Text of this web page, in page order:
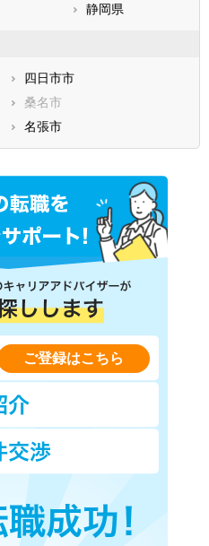
静岡県
四日市市
桑名市
名張市
ご登録はこちら